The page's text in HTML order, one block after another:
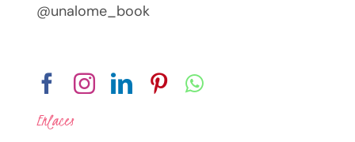
@unalome_book
Enlaces